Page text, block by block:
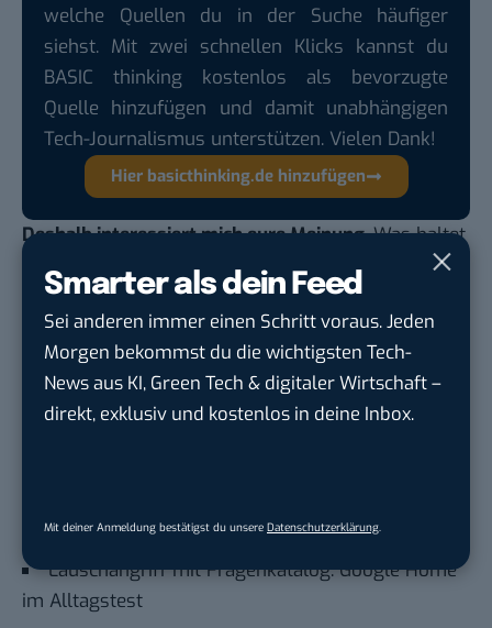
Smarter als dein Feed
Sei anderen immer einen Schritt voraus. Jeden
Morgen bekommst du die wichtigsten Tech-
News aus KI, Green Tech & digitaler Wirtschaft –
direkt, exklusiv und kostenlos in deine Inbox.
Mit deiner Anmeldung bestätigst du unsere Datenschutzerklärung.
welche Quellen du in der Suche häufiger
siehst. Mit zwei schnellen Klicks kannst du
BASIC thinking kostenlos als bevorzugte
Quelle hinzufügen und damit unabhängigen
Tech-Journalismus unterstützen. Vielen Dank!
Hier basicthinking.de hinzufügen
Deshalb interessiert mich eure Meinung. Was haltet
ihr von persönlichen Assistenten auf dem
Smartphone, als Stand-Alone-Geräte, im Fernseher
oder Auto? Nutzt ihr die Sprachfunktionen
regelmäßig? Welche sind eure favorisierten
Anwendungen und welches Betriebssystem
verwendet ihr? Ich bin gespannt auf eure
Der Wettlauf um die AI-Vorherrschaft
Lauschangriff mit Fragenkatalog: Google Home
im Alltagstest